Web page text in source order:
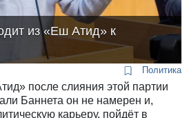
из «Еш Атид» к
Политика
после слияния этой партии
Баннета он не намерен и,
карьеру, пойдёт в